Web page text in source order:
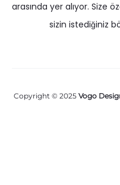
arasında yer alıyor. Size
sizin istediğiniz
Copyright © 2025Vogo